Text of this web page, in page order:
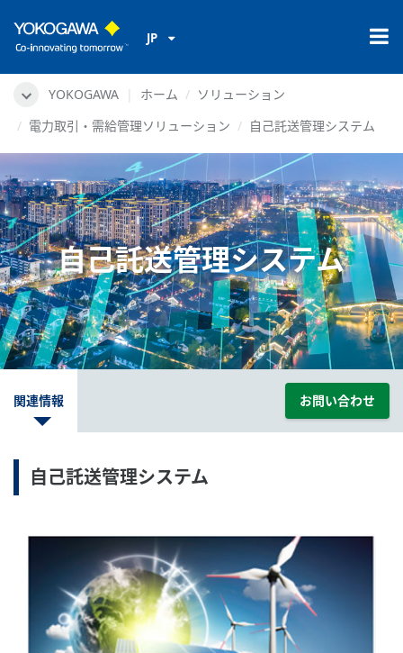
JP
YOKOGAWA ホーム
ソリューション
電力取引・需給管理ソリューション
自己託送管理システム
自己託送管理システム
関連情報 お問い合わせ
自己託送管理システム